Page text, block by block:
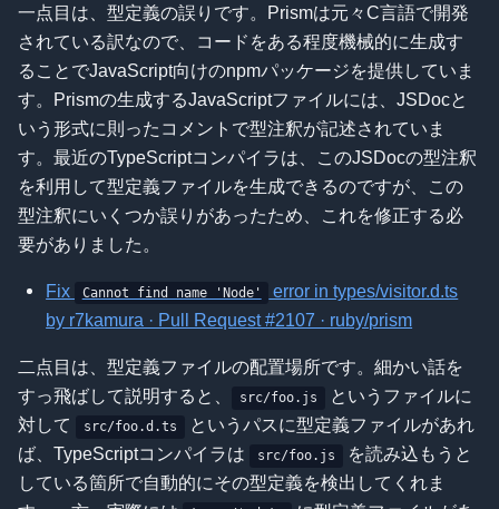
一点目は、型定義の誤りです。Prismは元々C言語で開発
されている訳なので、コードをある程度機械的に生成す
ることでJavaScript向けのnpmパッケージを提供していま
す。Prismの生成するJavaScriptファイルには、JSDocと
いう形式に則ったコメントで型注釈が記述されていま
す。最近のTypeScriptコンパイラは、このJSDocの型注釈
を利用して型定義ファイルを生成できるのですが、この
型注釈にいくつか誤りがあったため、これを修正する必
要がありました。
Fix Cannot find name 'Node'
error in types/visitor.d.ts
by r7kamura · Pull Request #2107 · ruby/prism
二点目は、型定義ファイルの配置場所です。細かい話を
すっ飛ばして説明すると、
src/foo.js
というファイルに
対して
src/foo.d.ts
というパスに型定義ファイルがあれ
ば、TypeScriptコンパイラは
src/foo.js
を読み込もうと
している箇所で自動的にその型定義を検出してくれま